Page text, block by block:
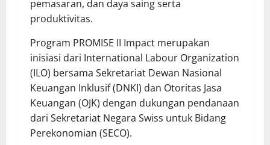
pemasaran, dan daya saing serta
produktivitas.
Program PROMISE II Impact merupakan
inisiasi dari International Labour Organization
(ILO) bersama Sekretariat Dewan Nasional
Keuangan Inklusif (DNKI) dan Otoritas Jasa
Keuangan (OJK) dengan dukungan pendanaan
dari Sekretariat Negara Swiss untuk Bidang
Perekonomian (SECO).